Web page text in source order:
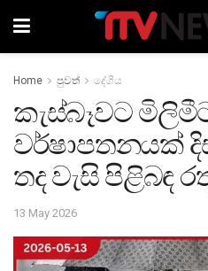
Home පුවත් දේශීය
කැස්බෑවට
වර්ෂාපතනයක්
තද වැසි පිළිබඳ
13 May 2026